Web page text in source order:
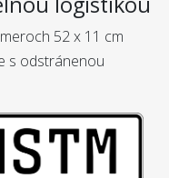
52 x 11 cm
s odstránenou